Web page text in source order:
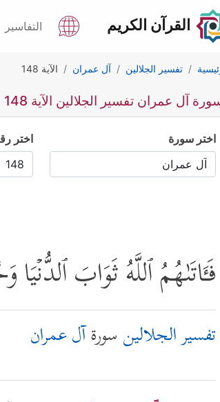
القرآن الكريم التفاسير
تفسير الجلالين آل عمران الآية 148
آل عمران تفسير الجلالين الآية 148
اختر سورة اختر
فَـَٔاتَىٰهُمُ ٱللَّهُ ثَوَابَ
تفسير الجلالين سورةآل عمران